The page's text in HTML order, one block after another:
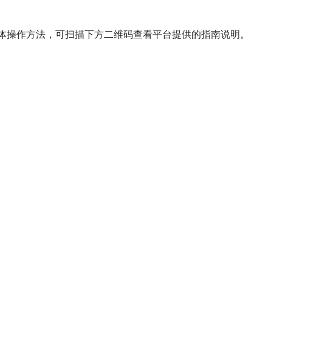
作方法，可扫描下方二维码查看平台提供的指南说明。